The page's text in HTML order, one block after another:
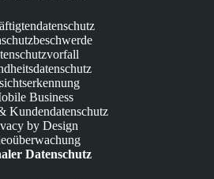
Business
Kundendatenschutz
by Design
Datenschutz